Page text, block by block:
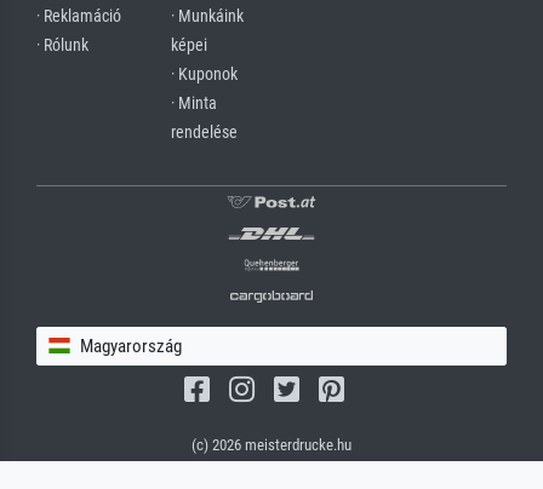
· Reklamáció
· Rólunk
· Munkáink
képei
· Kuponok
· Minta
rendelése
Magyarország
(c) 2026 meisterdrucke.hu